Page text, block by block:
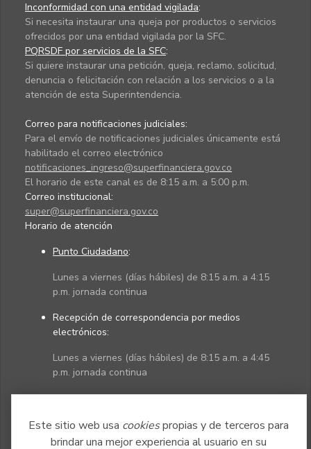
Este sitio web usa cookiespropias y de terceros para
brindar una mejor experiencia al usuario en su
Inconformidad con una entidad vigilada:
Si necesita instaurar una queja por productos o servicios
ofrecidos por una entidad vigilada por la SFC.
PQRSDF por servicios de la SFC:
Si quiere instaurar una petición, queja, reclamo, solicitud,
denuncia o felicitación con relación a los servicios o a la
atención de esta Superintendencia.
Correo para notificaciones judiciales:
Para el envío de notificaciones judiciales únicamente está
habilitado el correo electrónico
notificaciones_ingreso@superfinanciera.gov.co
El horario de este canal es de 8:15 a.m. a 5:00 p.m.
Correo institucional:
super@superfinanciera.gov.co
Horario de atención
Punto Ciudadano:
Lunes a viernes (días hábiles) de 8:15 a.m. a 4:15
p.m. jornada continua
Recepción de correspondencia por medios
electrónicos:
Lunes a viernes (días hábiles) de 8:15 a.m. a 4:45
p.m. jornada continua